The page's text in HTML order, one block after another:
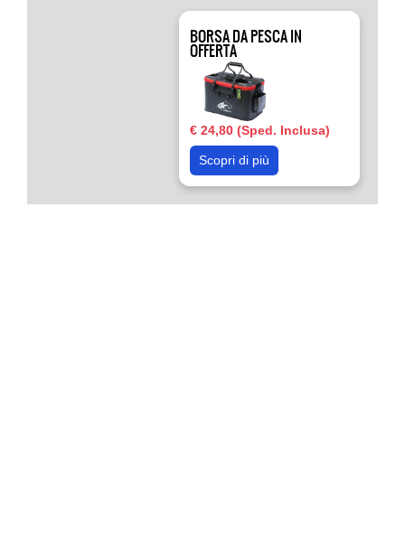
BORSA DA PESCA IN
OFFERTA
€ 24,80 (Sped. Inclusa)
Scopri di più